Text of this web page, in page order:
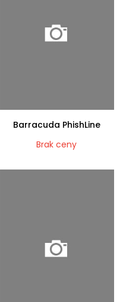
Barracuda PhishLine
Brak ceny